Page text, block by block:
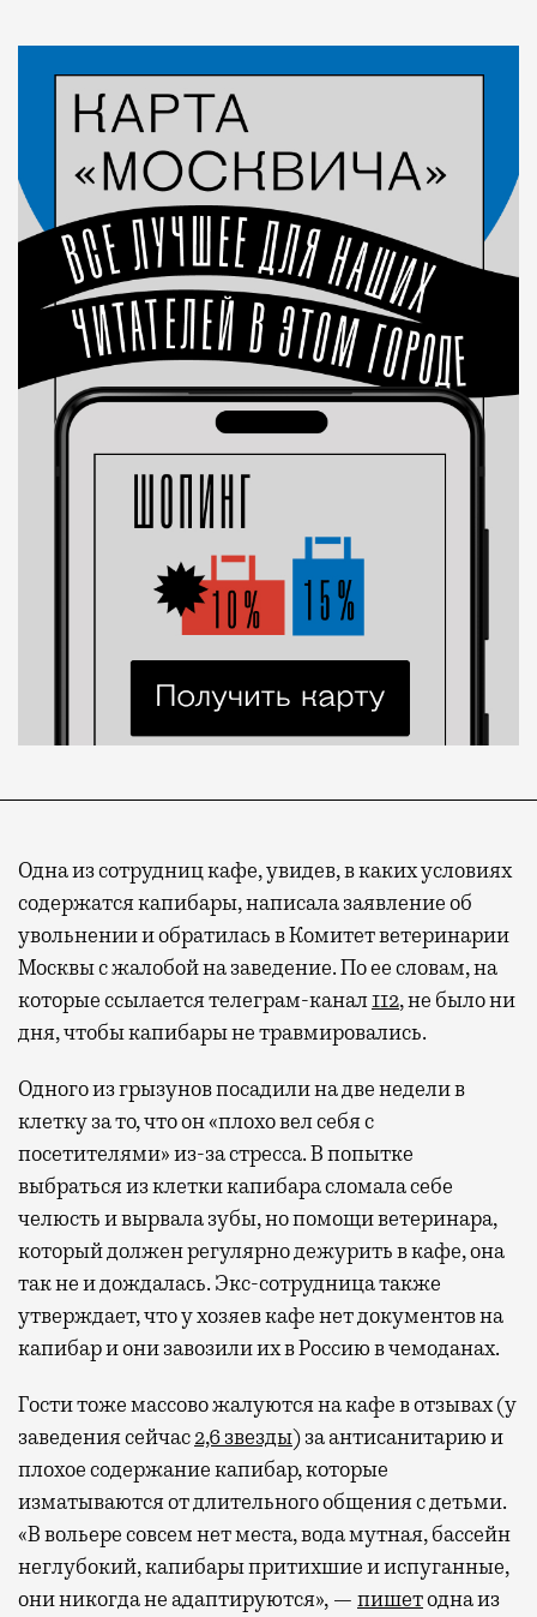
Современный путешественник часто берет
с собой не только чемодан, но и ноутбук.
А ожидание рейса все чаще превращается
не в потерянное время, а в возможность
спокойно закончить дела или спланировать
активности в путешествии, например
забронировать нужные билеты и рестораны.
Бизнес-зал становится местом, где можно
провести переговоры, поработать или просто
выпить кофе, наблюдая сквозь панорамные
окна за тем, как взлетают и садятся
самолеты. В Москве нет недостатка
в лаунжах. В аэропортах их обычно
несколько — в разных зонах воздушных
гаваней. На некоторых вокзалах — тоже.
Лаунжи доступны на Ленинградском,
Павелецком, Казанском, Ярославском
Одна из сотрудниц кафе, увидев, в каких условиях
содержатся капибары, написала заявление об
увольнении и обратилась в Комитет ветеринарии
Москвы с жалобой на заведение. По ее словам, на
которые ссылается телеграм-канал112, не было ни
дня, чтобы капибары не травмировались.
Одного из грызунов посадили на две недели в
клетку за то, что он «плохо вел себя с
посетителями» из-за стресса. В попытке
выбраться из клетки капибара сломала себе
челюсть и вырвала зубы, но помощи ветеринара,
который должен регулярно дежурить в кафе, она
так не и дождалась. Экс-сотрудница также
утверждает, что у хозяев кафе нет документов на
капибар и они завозили их в Россию в чемоданах.
Гости тоже массово жалуются на кафе в отзывах (у
заведения сейчас2,6 звезды) за антисанитарию и
плохое содержание капибар, которые
изматываются от длительного общения с детьми.
«В вольере совсем нет места, вода мутная, бассейн
неглубокий, капибары притихшие и испуганные,
они никогда не адаптируются», — пишетодна из